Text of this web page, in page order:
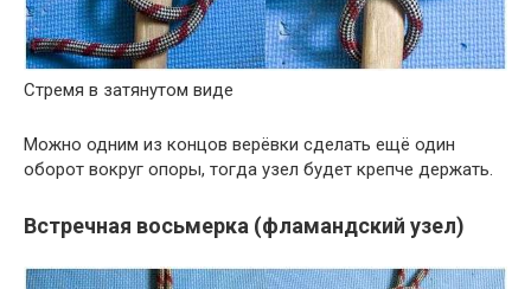
Стремя в затянутом виде
Можно одним из концов верёвки сделать ещё один
оборот вокруг опоры, тогда узел будет крепче держать.
Встречная восьмерка (фламандский узел)